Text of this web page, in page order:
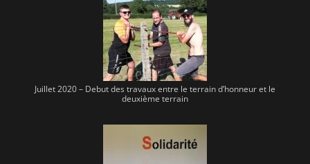
Juillet 2020 – Debut des travaux entre le terrain d’honneur et le
deuxième terrain